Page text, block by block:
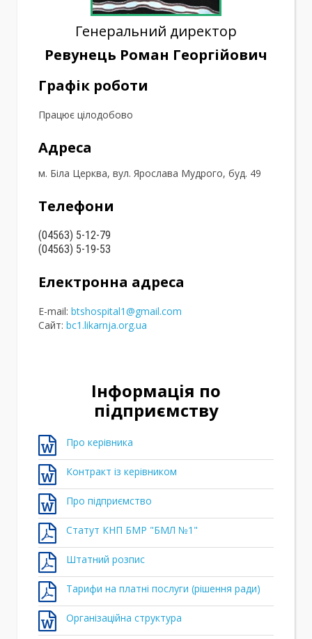
Генеральний директор
Ревунець Роман Георгійович
Графік роботи
Працює цілодобово
Адреса
м. Біла Церква, вул. Ярослава Мудрого, буд. 49
Телефони
(04563) 5-12-79
(04563) 5-19-53
Електронна адреса
E-mail: btshospital1@gmail.com
Сайт: bc1.likarnja.org.ua
Інформація по
підприємству
Про керівника
Контракт із керівником
Про підприємство
Статут КНП БМР "БМЛ №1"
Штатний розпис
Тарифи на платні послуги (рішення ради)
Організаційна структура